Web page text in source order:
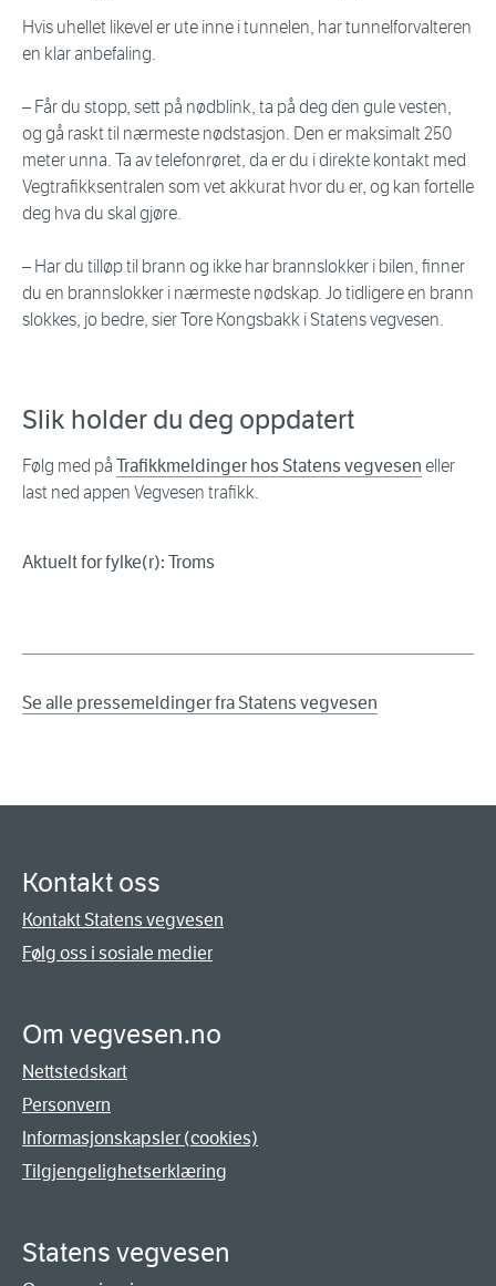
Hvis uhellet likevel er ute inne i tunnelen, har tunnelforvalteren
en klar anbefaling.
– Får du stopp, sett på nødblink, ta på deg den gule vesten,
og gå raskt til nærmeste nødstasjon. Den er maksimalt 250
meter unna. Ta av telefonrøret, da er du i direkte kontakt med
Vegtrafikksentralen som vet akkurat hvor du er, og kan fortelle
deg hva du skal gjøre.
– Har du tilløp til brann og ikke har brannslokker i bilen, finner
du en brannslokker i nærmeste nødskap. Jo tidligere en brann
slokkes, jo bedre, sier Tore Kongsbakk i Statens vegvesen.
Slik holder du deg oppdatert
Følg med på Trafikkmeldinger hos Statens vegvesen eller
last ned appen Vegvesen trafikk.
Aktuelt for fylke(r): Troms
Se alle pressemeldinger fra Statens vegvesen
Kontakt oss
Kontakt Statens vegvesen
Følg oss i sosiale medier
Om vegvesen.no
Nettstedskart
Personvern
Informasjonskapsler (cookies)
Tilgjengelighetserklæring
Statens vegvesen